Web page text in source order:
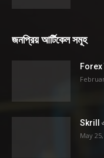
জনপ্রিয় আর্টিকেল সমূহ
Forex
Skrill
May